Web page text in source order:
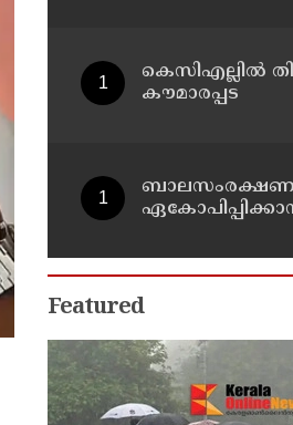
കെസിഎല്ലിൽ
കൗമാരപ്പട
ബാലസംരക്ഷണ
സംരക്ഷണ
ഡിജിറ്റൽ
Featured